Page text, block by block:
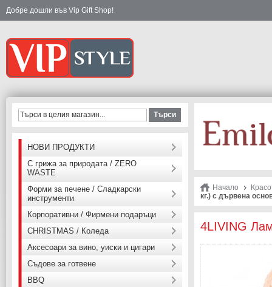
Добре дошли във Vip Gift Shop!
Начало
кг.) с дървена
4LIVING
Търси
НОВИ ПРОДУКТИ
С грижа за природата / ZERO
WASTE
Форми за печене / Сладкарски
инструменти
Корпоративни / Фирмени подаръци
CHRISTMAS / Коледа
Аксесоари за вино, уиски и цигари
Съдове за готвене
BBQ